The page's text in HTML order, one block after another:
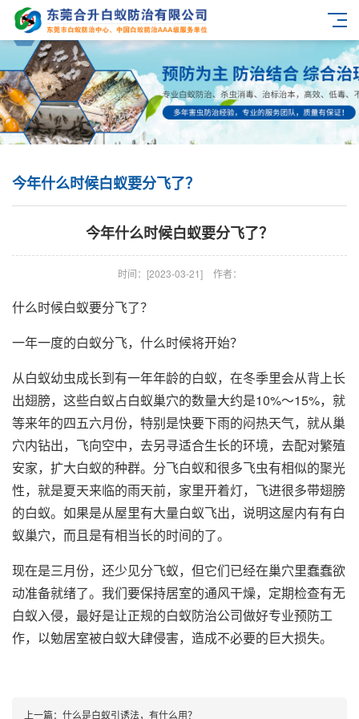
今年什么时候白蚁要分飞了？
今年什么时候白蚁要分飞了？
时间：[2023-03-21] 作者：
什么时候白蚁要分飞了？
一年一度的白蚁分飞，什么时候将开始？
从白蚁幼虫成长到有一年年龄的白蚁，在冬季里会从背上长
出翅膀，这些白蚁占白蚁巢穴的数量大约是10%～15%，就
等来年的四五六月份，特别是快要下雨的闷热天气，就从巢
穴内钻出，飞向空中，去另寻适合生长的环境，去配对繁殖
安家，扩大白蚁的种群。分飞白蚁和很多飞虫有相似的聚光
性，就是夏天来临的雨天前，家里开着灯，飞进很多带翅膀
的白蚁。如果是从屋里有大量白蚁飞出，说明这屋内有有白
蚁巢穴，而且是有相当长的时间的了。
现在是三月份，还少见分飞蚁，但它们已经在巢穴里蠢蠢欲
动准备就绪了。我们要保持居室的通风干燥，定期检查有无
白蚁入侵，最好是让正规的白蚁防治公司做好专业预防工
作，以勉居室被白蚁大肆侵害，造成不必要的巨大损失。
上一篇： 什么是白蚁引诱法，有什么用？